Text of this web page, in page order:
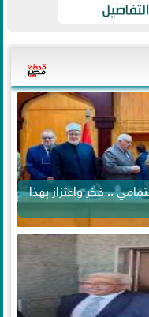
.. فخر واعتزاز بهذا